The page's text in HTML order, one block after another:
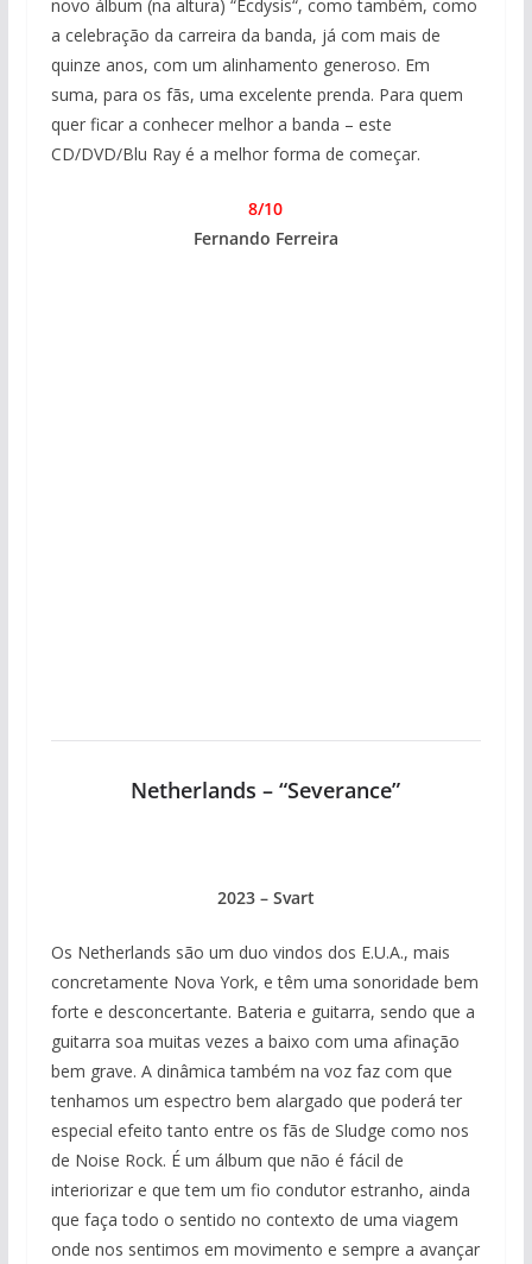
novo álbum (na altura) “Ecdysis“, como também, como
a celebração da carreira da banda, já com mais de
quinze anos, com um alinhamento generoso. Em
suma, para os fãs, uma excelente prenda. Para quem
quer ficar a conhecer melhor a banda – este
CD/DVD/Blu Ray é a melhor forma de começar.
8/10
Fernando Ferreira
Netherlands – “Severance”
2023 – Svart
Os Netherlands são um duo vindos dos E.U.A., mais
concretamente Nova York, e têm uma sonoridade bem
forte e desconcertante. Bateria e guitarra, sendo que a
guitarra soa muitas vezes a baixo com uma afinação
bem grave. A dinâmica também na voz faz com que
tenhamos um espectro bem alargado que poderá ter
especial efeito tanto entre os fãs de Sludge como nos
de Noise Rock. É um álbum que não é fácil de
interiorizar e que tem um fio condutor estranho, ainda
que faça todo o sentido no contexto de uma viagem
onde nos sentimos em movimento e sempre a avançar